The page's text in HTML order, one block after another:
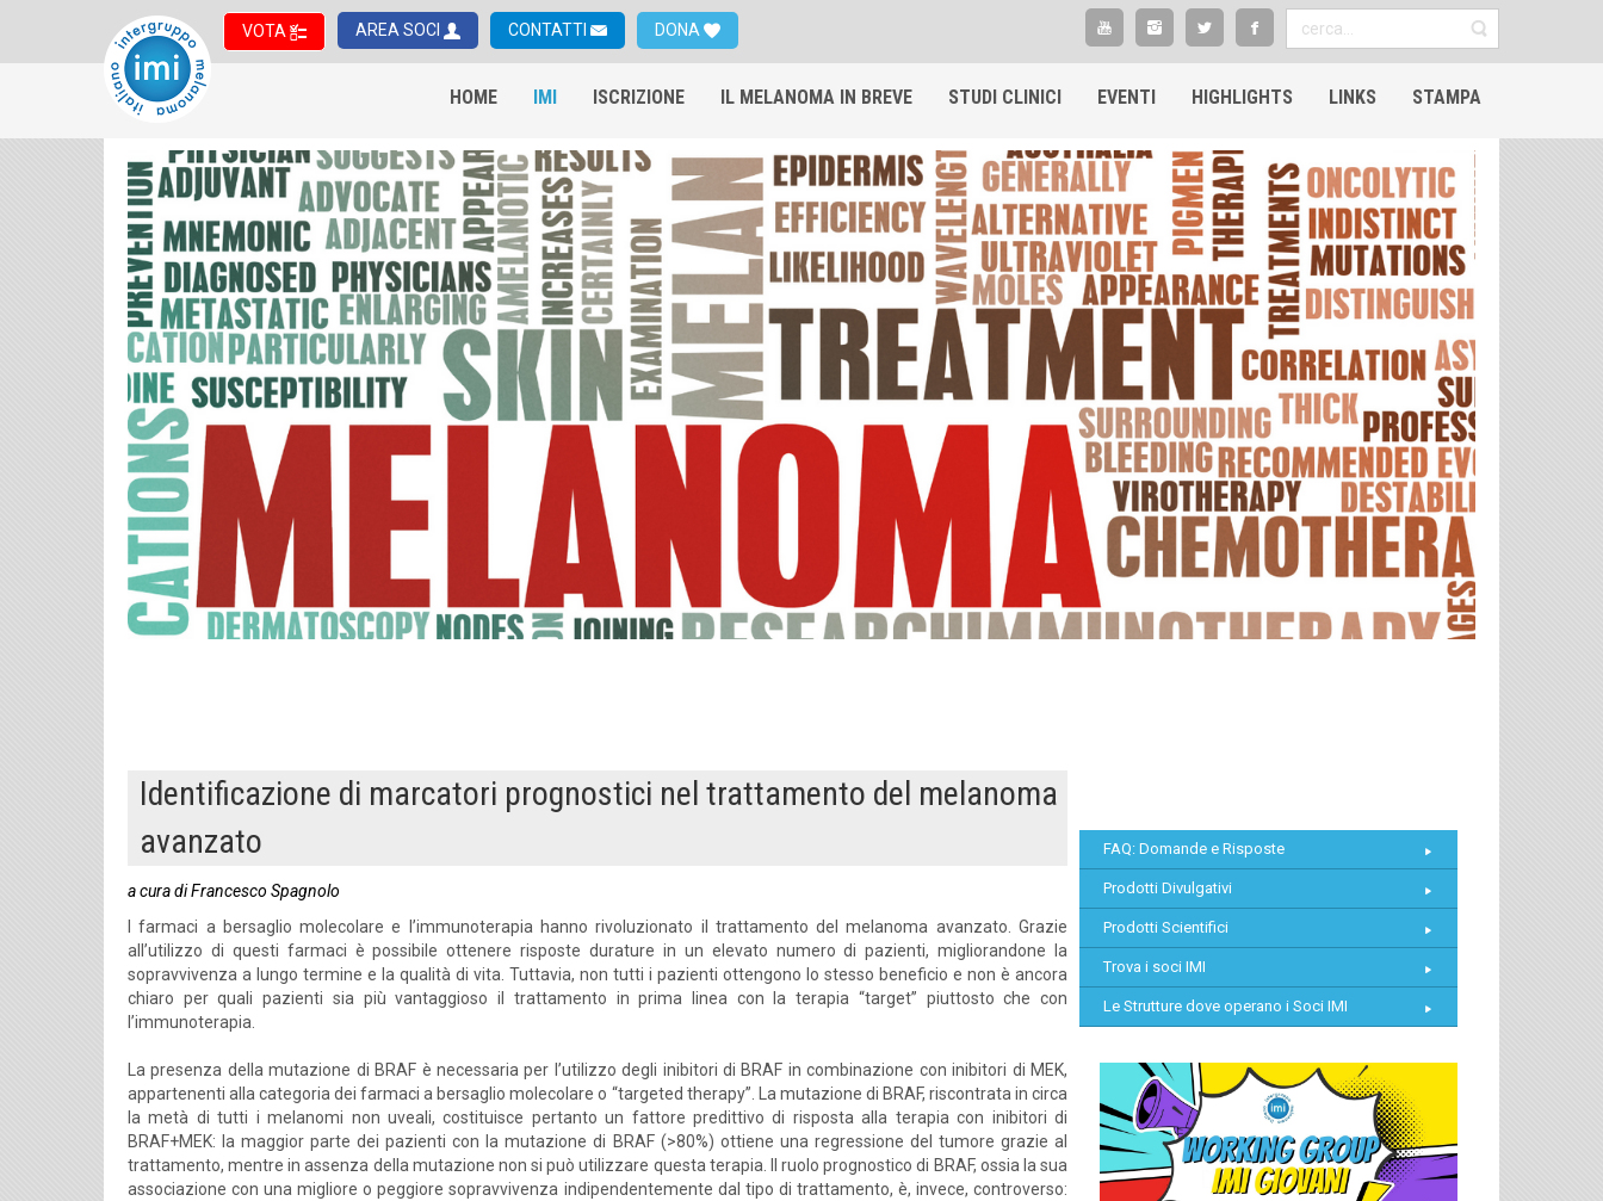
VOTA AREA SOCI CONTATTI DONA
HOME IMI ISCRIZIONE IL MELANOMA IN BREVE STUDI CLINICI EVENTI HIGHLIGHTS​ LINKS STAMPA
Identificazione di marcatori prognostici nel trattamento del melanoma
avanzato
a cura di Francesco Spagnolo
I farmaci a bersaglio molecolare e l’immunoterapia hanno rivoluzionato il trattamento del melanoma avanzato. Grazie
all’utilizzo di questi farmaci è possibile ottenere risposte durature in un elevato numero di pazienti, migliorandone la
sopravvivenza a lungo termine e la qualità di vita. Tuttavia, non tutti i pazienti ottengono lo stesso beneficio e non è ancora
chiaro per quali pazienti sia più vantaggioso il trattamento in prima linea con la terapia “target” piuttosto che con
l’immunoterapia.
La presenza della mutazione di BRAF è necessaria per l’utilizzo degli inibitori di BRAF in combinazione con inibitori di MEK,
appartenenti alla categoria dei farmaci a bersaglio molecolare o “targeted therapy”. La mutazione di BRAF, riscontrata in circa
la metà di tutti i melanomi non uveali, costituisce pertanto un fattore predittivo di risposta alla terapia con inibitori di
BRAF+MEK: la maggior parte dei pazienti con la mutazione di BRAF (>80%) ottiene una regressione del tumore grazie al
trattamento, mentre in assenza della mutazione non si può utilizzare questa terapia. Il ruolo prognostico di BRAF, ossia la sua
associazione con una migliore o peggiore sopravvivenza indipendentemente dal tipo di trattamento, è, invece, controverso:
FAQ: Domande e Risposte
Prodotti Divulgativi
Prodotti Scientifici
Trova i soci IMI
Le Strutture dove operano i Soci IMI